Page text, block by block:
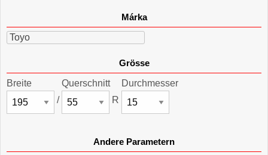
Márka
Toyo
Grösse
Breite
/
Querschnitt
R
Durchmesser
Andere Parametern